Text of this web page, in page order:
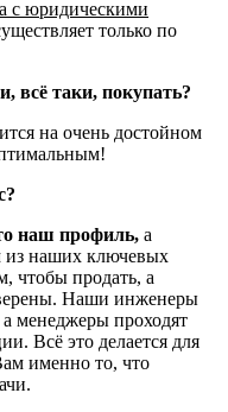
с юридическими
только по
всё таки, покупать?
на очень достойном
наш профиль, а
из наших ключевых
чтобы продать, а
Наши инженеры
а менеджеры проходят
Всё это делается для
именно то, что